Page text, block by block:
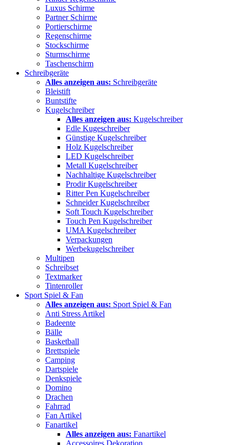
Luxus Schirme
Partner Schirme
Portierschirme
Regenschirme
Stockschirme
Sturmschirme
Taschenschirm
Schreibgeräte
Alles anzeigen aus: Schreibgeräte
Bleistift
Buntstifte
Kugelschreiber
Alles anzeigen aus: Kugelschreiber
Edle Kugeschreiber
Günstige Kugelschreiber
Holz Kugelschreiber
LED Kugelschreiber
Metall Kugelschreiber
Nachhaltige Kugelschreiber
Prodir Kugelschreiber
Ritter Pen Kugelschreiber
Schneider Kugelschreiber
Soft Touch Kugelschreiber
Touch Pen Kugelschreiber
UMA Kugelschreiber
Verpackungen
Werbekugelschreiber
Multipen
Schreibset
Textmarker
Tintenroller
Sport Spiel & Fan
Alles anzeigen aus: Sport Spiel & Fan
Anti Stress Artikel
Badeente
Bälle
Basketball
Brettspiele
Camping
Dartspiele
Denkspiele
Domino
Drachen
Fahrrad
Fan Artikel
Fanartikel
Alles anzeigen aus: Fanartikel
Accessoires Dekoration